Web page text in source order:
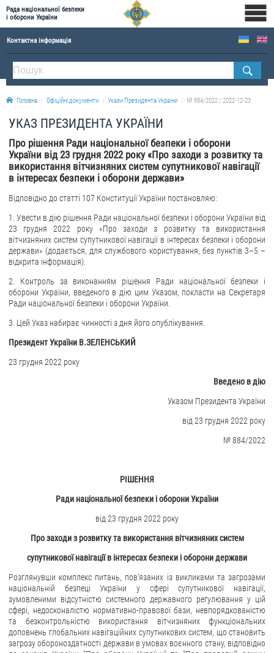
Рада національної безпеки
і оборони України
Контактна інформація
ПРО РНБОУ
Склад Ради національної безпеки і оборони України
Апарат Ради національної безпеки і оборони України
Правова основа діяльності Ради національної безпеки і оборони України
Історична довідка про діяльність Ради національної безпеки і оборони України
ОФІЦІЙНІ ДОКУМЕНТИ
Новини
Drone Deals
Фотогалерея
ЗВЕРНЕННЯ ГРОМАДЯН
Звернення громадян
Електронне звернення
ДОСТУП ДО ПУБЛІЧНОЇ ІНФОРМАЦІЇ
ДЕРЖАВНИЙ РЕЄСТР САНКЦІЙ
Головна Офіційні документи Укази Президента України № 884/2022 / 2022-12-23
УКАЗ ПРЕЗИДЕНТА УКРАЇНИ
Про рішення Ради національної безпеки і оборони
України від 23 грудня 2022 року «Про заходи з розвитку та
використання вітчизняних систем супутникової навігації
в інтересах безпеки і оборони держави»
Відповідно до статті 107 Конституції України постановляю:
1. Увести в дію рішення Ради національної безпеки і оборони України від
23 грудня 2022 року «Про заходи з розвитку та використання
вітчизняних систем супутникової навігації в інтересах безпеки і оборони
держави» (додається, для службового користування, без пунктів 3–5 –
відкрита інформація).
2. Контроль за виконанням рішення Ради національної безпеки і
оборони України, введеного в дію цим Указом, покласти на Секретаря
Ради національної безпеки і оборони України.
3. Цей Указ набирає чинності з дня його опублікування.
Президент України В.ЗЕЛЕНСЬКИЙ
23 грудня 2022 року
Введено в дію
Указом Президента України
від 23 грудня 2022 року
№ 884/2022
РІШЕННЯ
Ради національної безпеки і оборони України
від 23 грудня 2022 року
Про заходи з розвитку та використання вітчизняних систем
супутникової навігації в інтересах безпеки і оборони держави
Розглянувши комплекс питань, пов'язаних із викликами та загрозами
національній безпеці України у сфері супутникової навігації,
зумовленими відсутністю системного державного регулювання у цій
сфері, недосконалістю нормативно-правової бази, невпорядкованістю
та безконтрольністю використання вітчизняних функціональних
доповнень глобальних навігаційних супутникових систем, що становить
загрозу обороноздатності держави в умовах воєнного стану, відповідно